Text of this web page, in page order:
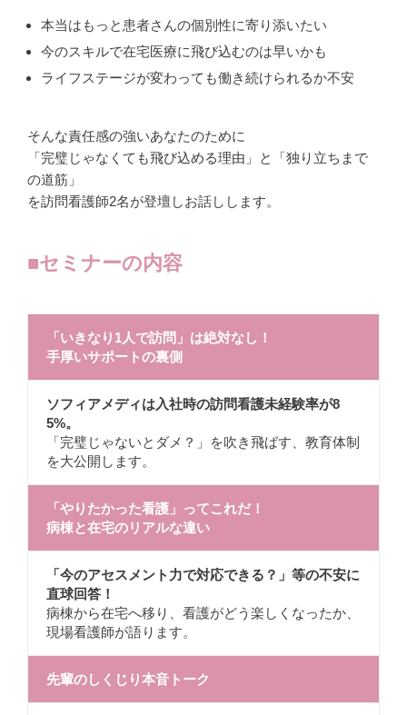
本当はもっと患者さんの個別性に寄り添いたい
今のスキルで在宅医療に飛び込むのは早いかも
ライフステージが変わっても働き続けられるか不安
そんな責任感の強いあなたのために
「完璧じゃなくても飛び込める理由」と「独り立ちまで
の道筋」
を訪問看護師2名が登壇しお話しします。
■セミナーの内容
「いきなり1人で訪問」は絶対なし！
手厚いサポートの裏側
ソフィアメディは入社時の訪問看護未経験率が8
5%。
「完璧じゃないとダメ？」を吹き飛ばす、教育体制
を大公開します。
「やりたかった看護」ってこれだ！
病棟と在宅のリアルな違い
「今のアセスメント力で対応できる？」等の不安に
直球回答！
病棟から在宅へ移り、看護がどう楽しくなったか、
現場看護師が語ります。
先輩のしくじり本音トーク